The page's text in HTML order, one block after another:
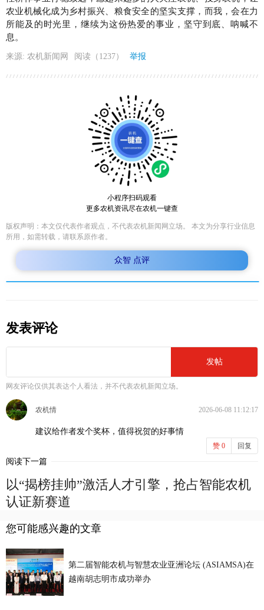
农业机械化成为乡村振兴、粮食安全的坚实支撑，而我，会在力
所能及的时光里，继续为这份热爱的事业，坚守到底、呐喊不
息。
来源: 农机新闻网 阅读（1237） 举报
小程序扫码观看
更多农机资讯尽在农机一键查
版权声明：本文仅代表作者观点，不代表农机新闻网立场。 本文为分享行业信息
所用，如需转载，请联系原作者。
众智 点评
发表评论
发帖
网友评论仅供其表达个人看法，并不代表农机新闻立场。
农机情 2026-06-08 11:12:17
建议给作者发个奖杯，值得祝贺的好事情
赞 0 回复
阅读下一篇
以“揭榜挂帅”激活人才引擎，抢占智能农机
认证新赛道
您可能感兴趣的文章
第二届智能农机与智慧农业亚洲论坛 (ASIAMSA)在
越南胡志明市成功举办